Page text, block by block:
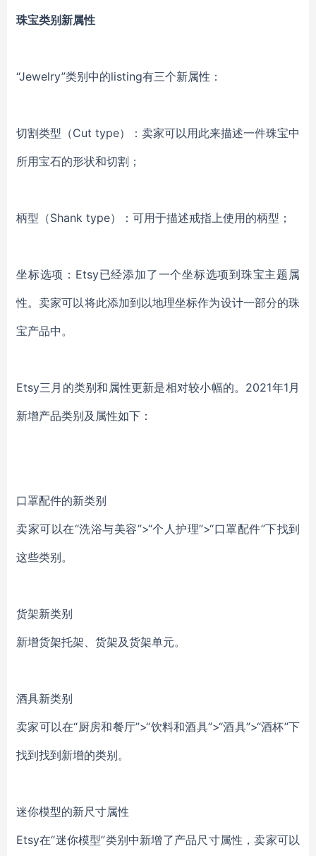
珠宝类别新属性
“Jewelry”类别中的listing有三个新属性：
切割类型（Cut type）：卖家可以用此来描述一件珠宝中
所用宝石的形状和切割；
柄型（Shank type）：可用于描述戒指上使用的柄型；
坐标选项：Etsy已经添加了一个坐标选项到珠宝主题属
性。卖家可以将此添加到以地理坐标作为设计一部分的珠
宝产品中。
Etsy三月的类别和属性更新是相对较小幅的。2021年1月
新增产品类别及属性如下：
口罩配件的新类别
卖家可以在“洗浴与美容”>“个人护理”>“口罩配件”下找到
这些类别。
货架新类别
新增货架托架、货架及货架单元。
酒具新类别
卖家可以在“厨房和餐厅”>“饮料和酒具”>“酒具”>“酒杯”下
找到找到新增的类别。
迷你模型的新尺寸属性
Etsy在“迷你模型”类别中新增了产品尺寸属性，卖家可以